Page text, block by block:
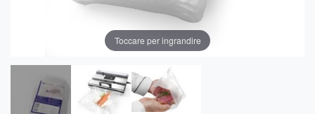
Toccare per ingrandire